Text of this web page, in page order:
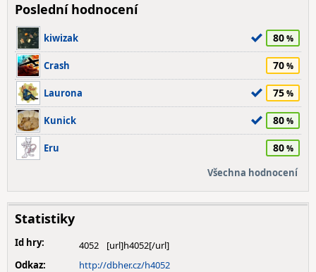
Poslední hodnocení
kiwizak 80
Crash 70
Laurona 75
Kunick 80
Eru 80
Všechna hodnocení
Statistiky
Id hry:
4052
Odkaz:
http://dbher.cz/h4052